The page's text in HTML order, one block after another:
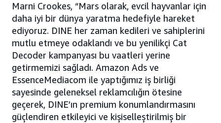
Marni Crookes, “Mars olarak, evcil hayvanlar için
daha iyi bir dünya yaratma hedefiyle hareket
ediyoruz. DINE her zaman kedileri ve sahiplerini
mutlu etmeye odaklandı ve bu yenilikçi Cat
Decoder kampanyası bu vaatleri yerine
getirmemizi sağladı. Amazon Ads ve
EssenceMediacom ile yaptığımız iş birliği
sayesinde geleneksel reklamcılığın ötesine
geçerek, DINE’ın premium konumlandırmasını
güçlendiren etkileyici ve kişiselleştirilmiş bir